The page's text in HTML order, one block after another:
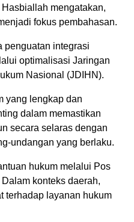
mengatakan,
fokus pembahasan.
penguatan integrasi
optimalisasi Jaringan
Nasional (JDIHN).
yang lengkap dan
dalam memastikan
secara selaras dengan
undangan yang berlaku.
hukum melalui Pos
konteks daerah,
terhadap layanan hukum